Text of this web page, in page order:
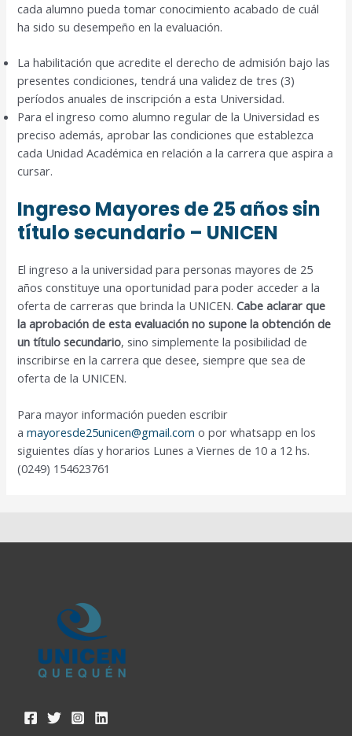
cada alumno pueda tomar conocimiento acabado de cuál
ha sido su desempeño en la evaluación.
La habilitación que acredite el derecho de admisión bajo las
presentes condiciones, tendrá una validez de tres (3)
períodos anuales de inscripción a esta Universidad.
Para el ingreso como alumno regular de la Universidad es
preciso además, aprobar las condiciones que establezca
cada Unidad Académica en relación a la carrera que aspira a
cursar.
Ingreso Mayores de 25 años sin
título secundario – UNICEN
El ingreso a la universidad para personas mayores de 25
años constituye una oportunidad para poder acceder a la
oferta de carreras que brinda la UNICEN.Cabe aclarar que
la aprobación de esta evaluación no supone la obtención de
un título secundario, sino simplemente la posibilidad de
inscribirse en la carrera que desee, siempre que sea de
oferta de la UNICEN.
Para mayor información pueden escribir
amayoresde25unicen@gmail.com o por whatsapp en los
siguientes días y horarios Lunes a Viernes de 10 a 12 hs.
(0249) 154623761